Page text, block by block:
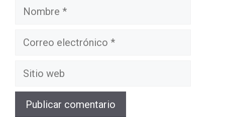
Nombre
Correo
Sitio